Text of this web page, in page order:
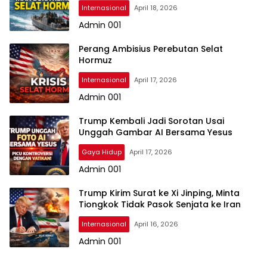
Internasional April 18, 2026
Admin 001
Perang Ambisius Perebutan Selat
Hormuz
Internasional April 17, 2026
Admin 001
Trump Kembali Jadi Sorotan Usai
Unggah Gambar AI Bersama Yesus
Gaya Hidup April 17, 2026
Admin 001
Trump Kirim Surat ke Xi Jinping, Minta
Tiongkok Tidak Pasok Senjata ke Iran
Internasional April 16, 2026
Admin 001